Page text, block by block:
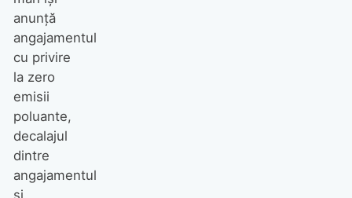
anunță
angajamentul
cu privire
la zero
emisii
poluante,
decalajul
dintre
angajamentul
și